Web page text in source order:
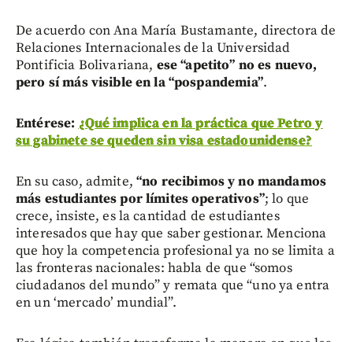
De acuerdo con Ana María Bustamante, directora de
Relaciones Internacionales de la Universidad
Pontificia Bolivariana, ese “apetito” no es nuevo,
pero sí más visible en la “pospandemia”.
Entérese:¿Qué implica en la práctica que Petro y
su gabinete se queden sin visa estadounidense?
En su caso, admite, “no recibimos y no mandamos
más estudiantes por límites operativos”; lo que
crece, insiste, es la cantidad de estudiantes
interesados que hay que saber gestionar. Menciona
que hoy la competencia profesional ya no se limita a
las fronteras nacionales: habla de que “somos
ciudadanos del mundo” y remata que “uno ya entra
en un ‘mercado’ mundial”.